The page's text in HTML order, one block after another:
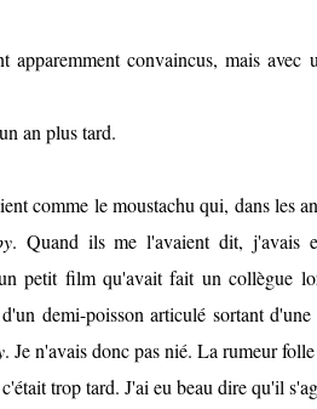
convaincus, mais avec
an plus tard.
comme le moustachu qui, dans les
. Quand ils me l'avaient dit, j'avais
petit film qu'avait fait un collègue
demi-poisson articulé sortant
. Je n'avais donc pas nié. La rumeur
trop tard. J'ai eu beau dire qu'il